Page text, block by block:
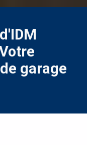
garage